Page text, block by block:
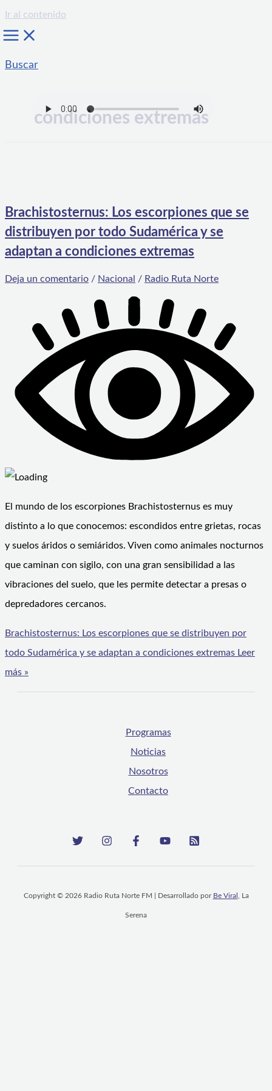
Ir al contenido
Buscar
condiciones extremas
Brachistosternus: Los escorpiones que se
distribuyen por todo Sudamérica y se
adaptan a condiciones extremas
Deja un comentario / Nacional / Radio Ruta Norte
El mundo de los escorpiones Brachistosternus es muy
distinto a lo que conocemos: escondidos entre grietas, rocas
y suelos áridos o semiáridos. Viven como animales nocturnos
que caminan con sigilo, con una gran sensibilidad a las
vibraciones del suelo, que les permite detectar a presas o
depredadores cercanos.
Brachistosternus: Los escorpiones que se distribuyen por
todo Sudamérica y se adaptan a condiciones extremas Leer
más »
Programas
Noticias
Nosotros
Contacto
Copyright © 2026 Radio Ruta Norte FM | Desarrollado por Be Viral , La
Serena